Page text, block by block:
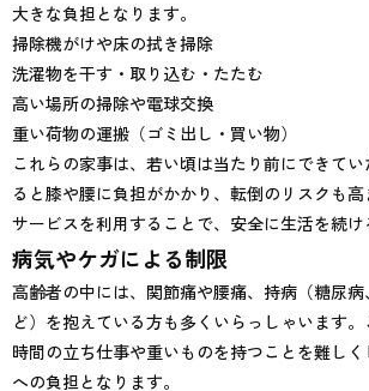
大きな負担となります。
掃除機がけや床の拭き掃除
洗濯物を干す・取り込む・たたむ
高い場所の掃除や電球交換
重い荷物の運搬（ゴミ出し・買い物）
これらの家事は、若い頃は当たり前にできて
ると膝や腰に負担がかかり、転倒のリスクも
サービスを利用することで、安全に生活を続け
病気やケガによる制限
高齢者の中には、関節痛や腰痛、持病（糖尿
ど）を抱えている方も多くいらっしゃいます
時間の立ち仕事や重いものを持つことを難し
への負担となります。